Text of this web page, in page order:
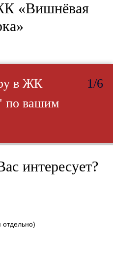
«Вишнёвая
в ЖК
по вашим
1/6
интересует?
отдельно)